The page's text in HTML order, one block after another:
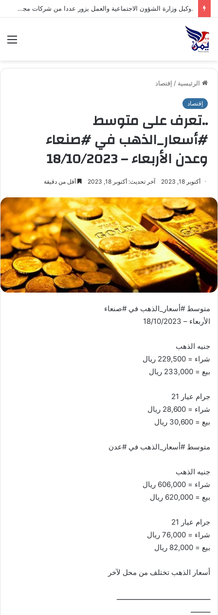
.السلطة المحلية بمحافظة شبوة تبارك العملية العسكرية النوعية للقوات المسلحة اليمنية ضد تحشيدات العدو السعودي
الرئيسية / إقتصاد
إقتصاد
..تعرف على متوسط
#أسعار_الذهب في #صنعاء
وعدن الأربعاء – 18/10/2023
أكتوبر 18, 2023 آخر تحديث: أكتوبر 18, 2023 أقل من دقيقة
متوسط #أسعار_الذهب في #صنعاء
الأربعاء – 18/10/2023
جنيه الذهب
شراء = 229,500 ريال
بيع = 233,000 ريال
جرام عيار 21
شراء = 28,600 ريال
بيع = 30,600 ريال
متوسط #أسعار_الذهب في #عدن
جنيه الذهب
شراء = 606,000 ريال
بيع = 620,000 ريال
جرام عيار 21
شراء = 76,000 ريال
بيع = 82,000 ريال
أسعار الذهب تختلف من محل لآخر
ــــــــــــــــــــــــــــــــــــــــــــــــ
ــــــــــ